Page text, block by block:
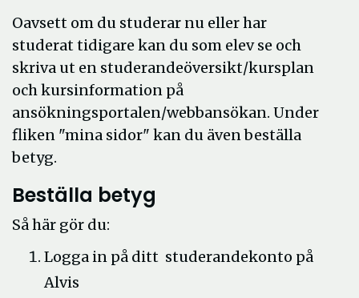
Oavsett om du studerar nu eller har
studerat tidigare kan du som elev se och
skriva ut en studerandeöversikt/kursplan
och kursinformation på
ansökningsportalen/webbansökan. Under
fliken "mina sidor" kan du även beställa
betyg.
Beställa betyg
Så här gör du:
Logga in på ditt studerandekonto på
Alvis